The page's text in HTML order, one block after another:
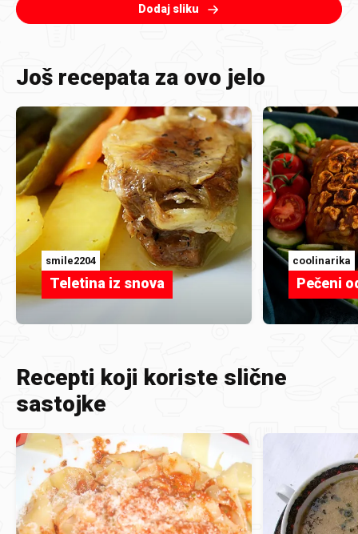
Dodaj sliku
Još recepata za ovo jelo
smile2204
Teletina iz snova
coolinarika
Pečeni
Recepti koji koriste slične
sastojke